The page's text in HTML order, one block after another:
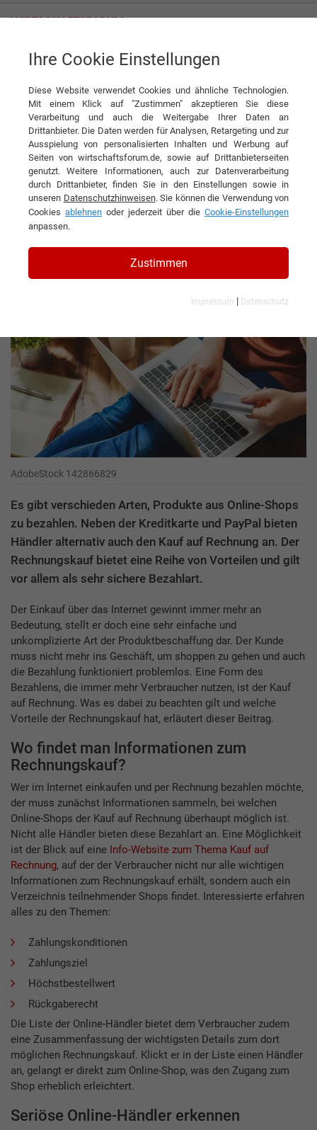
News
Vorteilen?
News
DIESEN ARTIKEL EMPFEHLEN
Kauf auf Rechnung – sichere
Bezahlmöglichkeit mit nützlichen
Vorteilen?
Onlinehandel
AdobeStock 142866829
Es gibt verschieden Arten, Produkte aus Online-Shops
zu bezahlen. Neben der Kreditkarte und PayPal bieten
Händler alternativ auch den Kauf auf Rechnung an. Der
Rechnungskauf bietet eine Reihe von Vorteilen und gilt
vor allem als sehr sichere Bezahlart.
Der Einkauf über das Internet gewinnt immer mehr an
Bedeutung, stellt er doch eine sehr einfache und
unkomplizierte Art der Produktbeschaffung dar. Der Kunde
muss nicht mehr ins Geschäft, um shoppen zu gehen und auch
die Bezahlung funktioniert problemlos. Eine Form des
Bezahlens, die immer mehr Verbraucher nutzen, ist der Kauf
auf Rechnung. Was es dabei zu beachten gilt und welche
Vorteile der Rechnungskauf hat, erläutert dieser Beitrag.
Wo findet man Informationen zum
Rechnungskauf?
Wer im Internet einkaufen und per Rechnung bezahlen möchte,
der muss zunächst Informationen sammeln, bei welchen
Online-Shops der Kauf auf Rechnung überhaupt möglich ist.
Nicht alle Händler bieten diese Bezahlart an. Eine Möglichkeit
ist der Blick auf eine Info-Website zum Thema Kauf auf
Rechnung, auf der der Verbraucher nicht nur alle wichtigen
Informationen zum Rechnungskauf erhält, sondern auch ein
Verzeichnis teilnehmender Shops findet. Interessierte erfahren
alles zu den Themen:
Zahlungskonditionen
Zahlungsziel
Höchstbestellwert
Rückgaberecht
Die Liste der Online-Händler bietet dem Verbraucher zudem
eine Zusammenfassung der wichtigsten Details zum dort
möglichen Rechnungskauf. Klickt er in der Liste einen Händler
an, gelangt er direkt zum Online-Shop, was den Zugang zum
Shop erheblich erleichtert.
Seriöse Online-Händler erkennen
Ihre Cookie Einstellungen
Diese Website verwendet Cookies und ähnliche Technologien.
Mit einem Klick auf "Zustimmen" akzeptieren Sie diese
Verarbeitung und auch die Weitergabe Ihrer Daten an
Drittanbieter. Die Daten werden für Analysen, Retargeting und zur
Ausspielung von personalisierten Inhalten und Werbung auf
Seiten von wirtschaftsforum.de, sowie auf Drittanbieterseiten
genutzt. Weitere Informationen, auch zur Datenverarbeitung
durch Drittanbieter, finden Sie in den Einstellungen sowie in
unseren Datenschutzhinweisen. Sie können die Verwendung von
Cookies ablehnen oder jederzeit über die Cookie-Einstellungen
anpassen.
Zustimmen
Impressum | Datenschutz